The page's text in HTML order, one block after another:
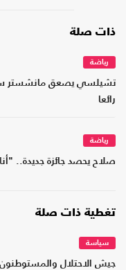
ذات صلة
رياضة
تشيلسي يصعق مانشستر
رائعا
رياضة
صلاح يحصد جائزة جديدة..
تغطية ذات صلة
سياسة
جيش الاحتلال والمستوطنون